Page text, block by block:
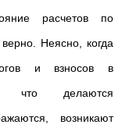
расчетов по
Неясно, когда
и взносов в
что делаются
возникают